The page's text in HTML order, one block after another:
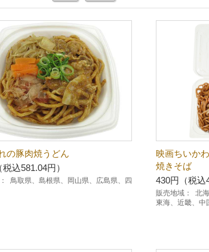
の豚肉焼うどん
込581.04円）
鳥取県、島根県、岡山県、広島県、四
映画ちいか
焼きそば
430円（税込
販売地域：
北
東海、近畿、中